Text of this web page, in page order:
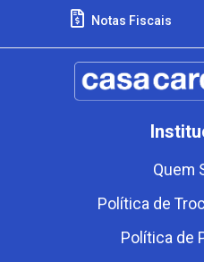
Notas Fiscais
Quem
Política de
Política de